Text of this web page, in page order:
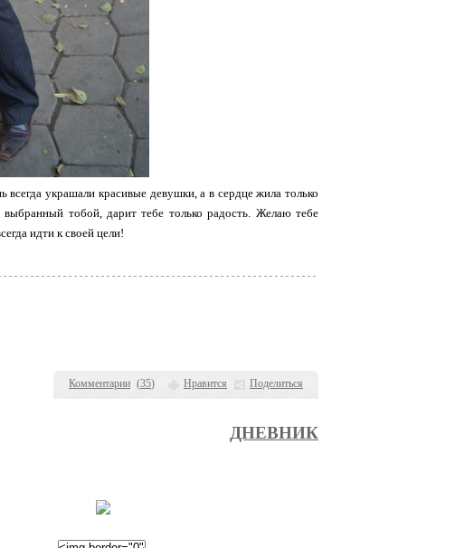
Комментарии (35) Нравится Поделиться
украшали красивые девушки, а в сердце жила только
тобой, дарит тебе только радость. Желаю тебе
идти к своей цели!
ДНЕВНИК